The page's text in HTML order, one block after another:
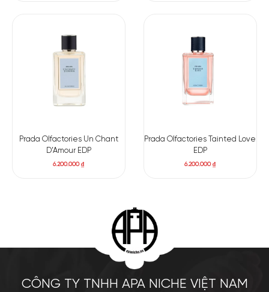
Prada Olfactories Un Chant
D’Amour EDP
6.200.000₫
Prada Olfactories Tainted Love
EDP
6.200.000₫
CÔNG TY TNHH APA NICHE VIỆT NAM